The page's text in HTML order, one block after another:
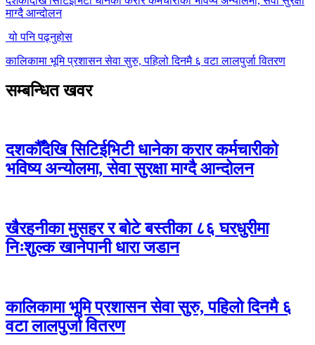
माग्दै आन्दोलन
यो पनि पढ्नुहोस
कालिकामा भूमि प्रशासन सेवा सुरु, पहिलो दिनमै ६ वटा लालपुर्जा वितरण
सम्बन्धित खवर
दशकौँदेखि सिटिईभिटी धानेका करार कर्मचारीको
भविष्य अन्योलमा, सेवा सुरक्षा माग्दै आन्दोलन
खैरहनीका मुसहर र बोटे बस्तीका ८६ घरधुरीमा
निःशुल्क खानेपानी धारा जडान
कालिकामा भूमि प्रशासन सेवा सुरु, पहिलो दिनमै ६
वटा लालपुर्जा वितरण